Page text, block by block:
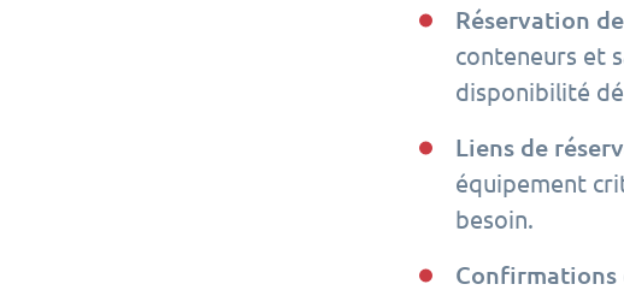
Réservation
conteneurs et
disponibilité
Liens de
équipement
besoin.
Confirmations